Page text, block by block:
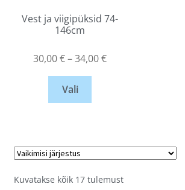
Vest ja viigipüksid 74-
146cm
30,00€–34,00€
Vali
Kuvatakse kõik 17 tulemust